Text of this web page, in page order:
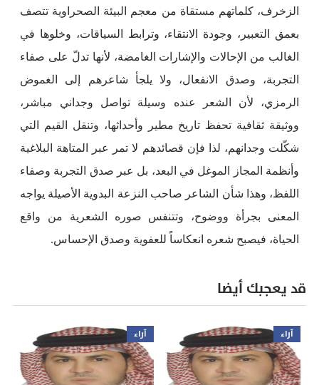
الزخرف، كلماتهم مستقاة من معجم البيئة الصحراوية تتصف
بعمق التعبير، وجودة الانتقاء، وترابط السياقات، وخلوها في
الغالب من الإحالات والإشارات الغامضة، لأنها تدلّ على صفاء
التجربة، وصدق الانفعال، ولا يلجأ شاعرهم إلى الغموض
الرمزي، لأن الشعر عنده وسيلة تواصل وجداني مباشر،
ووثيقة ثقافية تحفظ تاريخ مطير وأحداثها، وتنقل القيم التي
شكّلت وجدانهم، لذا فإن قصائدهم لا تمر عبر المتاهة البلاغية
وأنظمة المجاز الموغل في البعد، بل عبر صدق التجربة وصفاء
اللفظ، وهذا شأن الشاعر صاحب النزعة البدوية الأصيلة يواجه
المعنى بجرأة ووضوح، وتتنفس صوره الشعرية من واقع
الحياة، فيصبح شعره انعكاساً للعفوية وصدق الإحساس.
قد يعجبك أيضا
آراء آراء